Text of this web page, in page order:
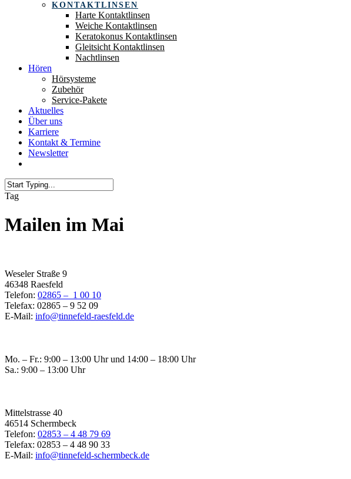
KONTAKTLINSEN
Harte Kontaktlinsen
Weiche Kontaktlinsen
Keratokonus Kontaktlinsen
Gleitsicht Kontaktlinsen
Nachtlinsen
Hören
Hörsysteme
Zubehör
Service-Pakete
Aktuelles
Über uns
Karriere
Kontakt & Termine
Newsletter
Tag
Mailen im Mai
Weseler Straße 9
46348 Raesfeld
Telefon: 02865 – 1 00 10
Telefax: 02865 – 9 52 09
E-Mail: info@tinnefeld-raesfeld.de
Mo. – Fr.: 9:00 – 13:00 Uhr und 14:00 – 18:00 Uhr
Sa.: 9:00 – 13:00 Uhr
Mittelstrasse 40
46514 Schermbeck
Telefon: 02853 – 4 48 79 69
Telefax: 02853 – 4 48 90 33
E-Mail: info@tinnefeld-schermbeck.de